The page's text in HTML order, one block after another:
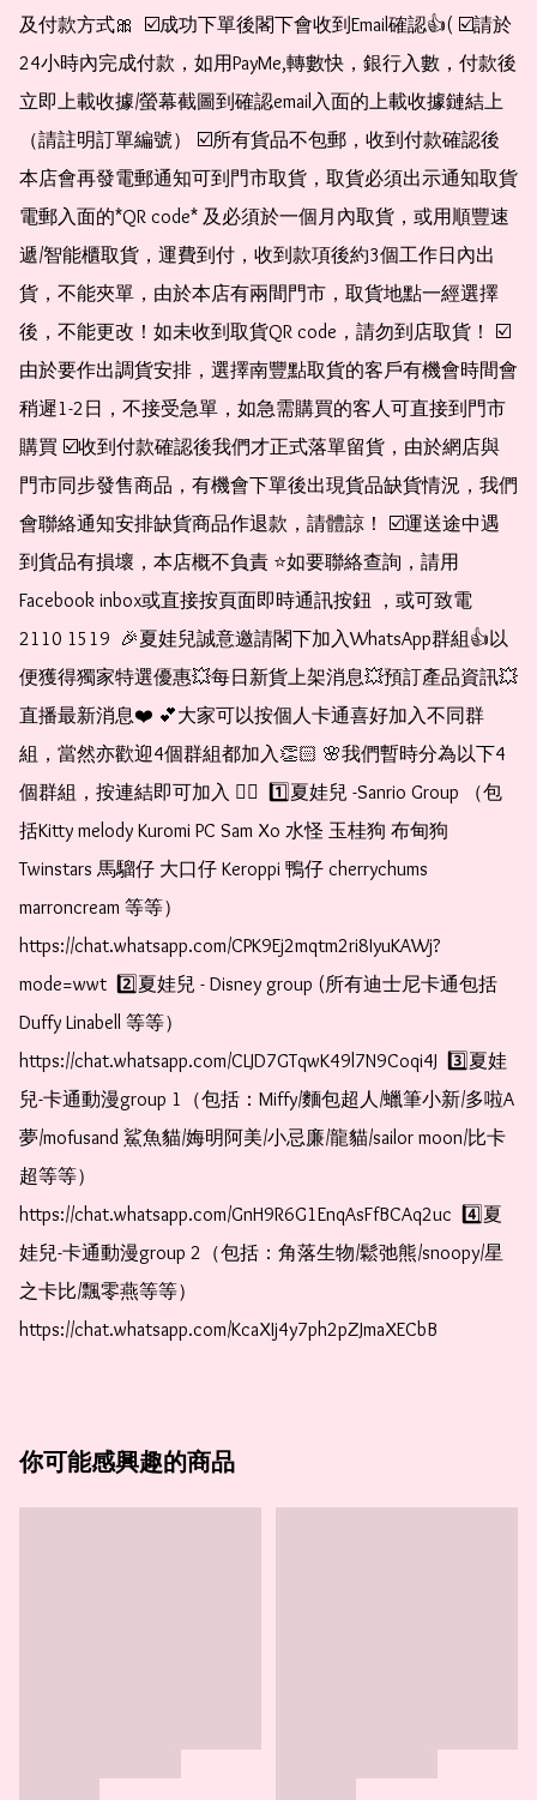
及付款方式🎀  ☑️成功下單後閣下會收到Email確認👍( ☑️請於
24小時內完成付款，如用PayMe,轉數快，銀行入數，付款後
立即上載收據/螢幕截圖到確認email入面的上載收據鏈結上
（請註明訂單編號） ☑️所有貨品不包郵，收到付款確認後
本店會再發電郵通知可到門市取貨，取貨必須出示通知取貨
電郵入面的*QR code* 及必須於一個月內取貨，或用順豐速
遞/智能櫃取貨，運費到付，收到款項後約3個工作日內出
貨，不能夾單，由於本店有兩間門市，取貨地點一經選擇
後，不能更改！如未收到取貨QR code，請勿到店取貨！ ☑️
由於要作出調貨安排，選擇南豐點取貨的客戶有機會時間會
稍遲1-2日，不接受急單，如急需購買的客人可直接到門市
購買 ☑️收到付款確認後我們才正式落單留貨，由於網店與
門市同步發售商品，有機會下單後出現貨品缺貨情況，我們
會聯絡通知安排缺貨商品作退款，請體諒！ ☑️運送途中遇
到貨品有損壞，本店概不負責 ⭐️如要聯絡查詢，請用
Facebook inbox或直接按頁面即時通訊按鈕 ，或可致電
2110 1519  🎉夏娃兒誠意邀請閣下加入WhatsApp群組👍以
便獲得獨家特選優惠💥每日新貨上架消息💥預訂產品資訊💥
直播最新消息❤️ 💕大家可以按個人卡通喜好加入不同群
組，當然亦歡迎4個群組都加入👏🏻 🌸我們暫時分為以下4
個群組，按連結即可加入 👇🏻  1️⃣夏娃兒 -Sanrio Group （包
括Kitty melody Kuromi PC Sam Xo 水怪 玉桂狗 布甸狗
Twinstars 馬騮仔 大口仔 Keroppi 鴨仔 cherrychums
marroncream 等等）
https://chat.whatsapp.com/CPK9Ej2mqtm2ri8IyuKAWj?
mode=wwt  2️⃣夏娃兒 - Disney group (所有迪士尼卡通包括
Duffy Linabell 等等）
https://chat.whatsapp.com/CLJD7GTqwK49l7N9Coqi4J  3️⃣夏娃
兒-卡通動漫group 1（包括：Miffy/麵包超人/蠟筆小新/多啦A
夢/mofusand 鯊魚貓/娒明阿美/小忌廉/龍貓/sailor moon/比卡
超等等）
https://chat.whatsapp.com/GnH9R6G1EnqAsFfBCAq2uc  4️⃣夏
娃兒-卡通動漫group 2（包括：角落生物/鬆弛熊/snoopy/星
之卡比/飄零燕等等）
https://chat.whatsapp.com/KcaXIj4y7ph2pZJmaXECbB
你可能感興趣的商品